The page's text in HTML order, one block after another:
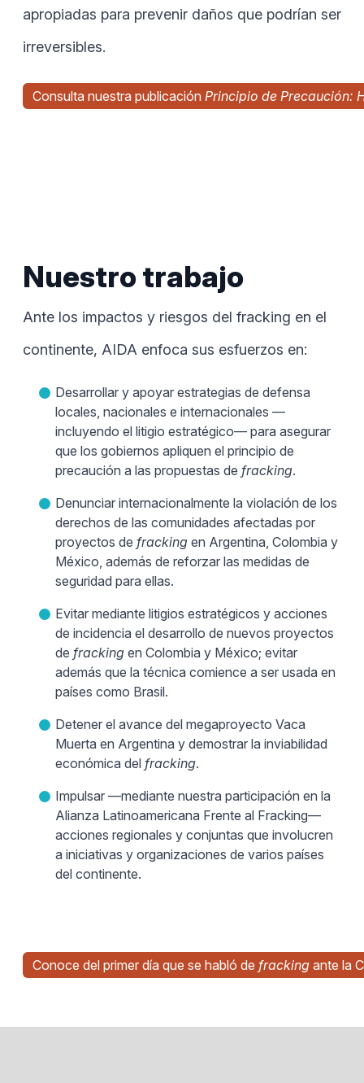
apropiadas para prevenir daños que podrían ser
irreversibles.
Consulta nuestra publicación Principio de Precaución:
Nuestro trabajo
Ante los impactos y riesgos del fracking en el
continente, AIDA enfoca sus esfuerzos en:
Desarrollar y apoyar estrategias de defensa
locales, nacionales e internacionales —
incluyendo el litigio estratégico— para asegurar
que los gobiernos apliquen el principio de
precaución a las propuestas de fracking.
Denunciar internacionalmente la violación de los
derechos de las comunidades afectadas por
proyectos de fracking en Argentina, Colombia y
México, además de reforzar las medidas de
seguridad para ellas.
Evitar mediante litigios estratégicos y acciones
de incidencia el desarrollo de nuevos proyectos
de fracking en Colombia y México; evitar
además que la técnica comience a ser usada en
países como Brasil.
Detener el avance del megaproyecto Vaca
Muerta en Argentina y demostrar la inviabilidad
económica del fracking.
Impulsar —mediante nuestra participación en la
Alianza Latinoamericana Frente al Fracking—
acciones regionales y conjuntas que involucren
a iniciativas y organizaciones de varios países
del continente.
Conoce del primer día que se habló de fracking ante la